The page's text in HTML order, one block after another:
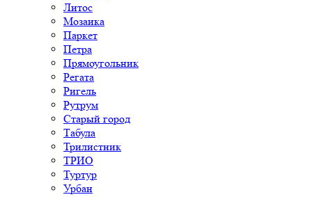
Литос
Мозаика
Паркет
Петра
Прямоугольник
Регата
Ригель
Рутрум
Старый город
Табула
Трилистник
ТРИО
Туртур
Урбан